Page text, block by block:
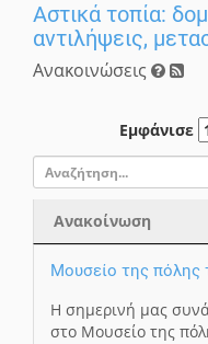
Αστικά τοπία:
αντιλήψεις,
Ανακοινώσεις
Εμφάνισε
Ανακοίνωση
Μουσείο της πόλης
Η σημερινή μας
στο Μουσείο της